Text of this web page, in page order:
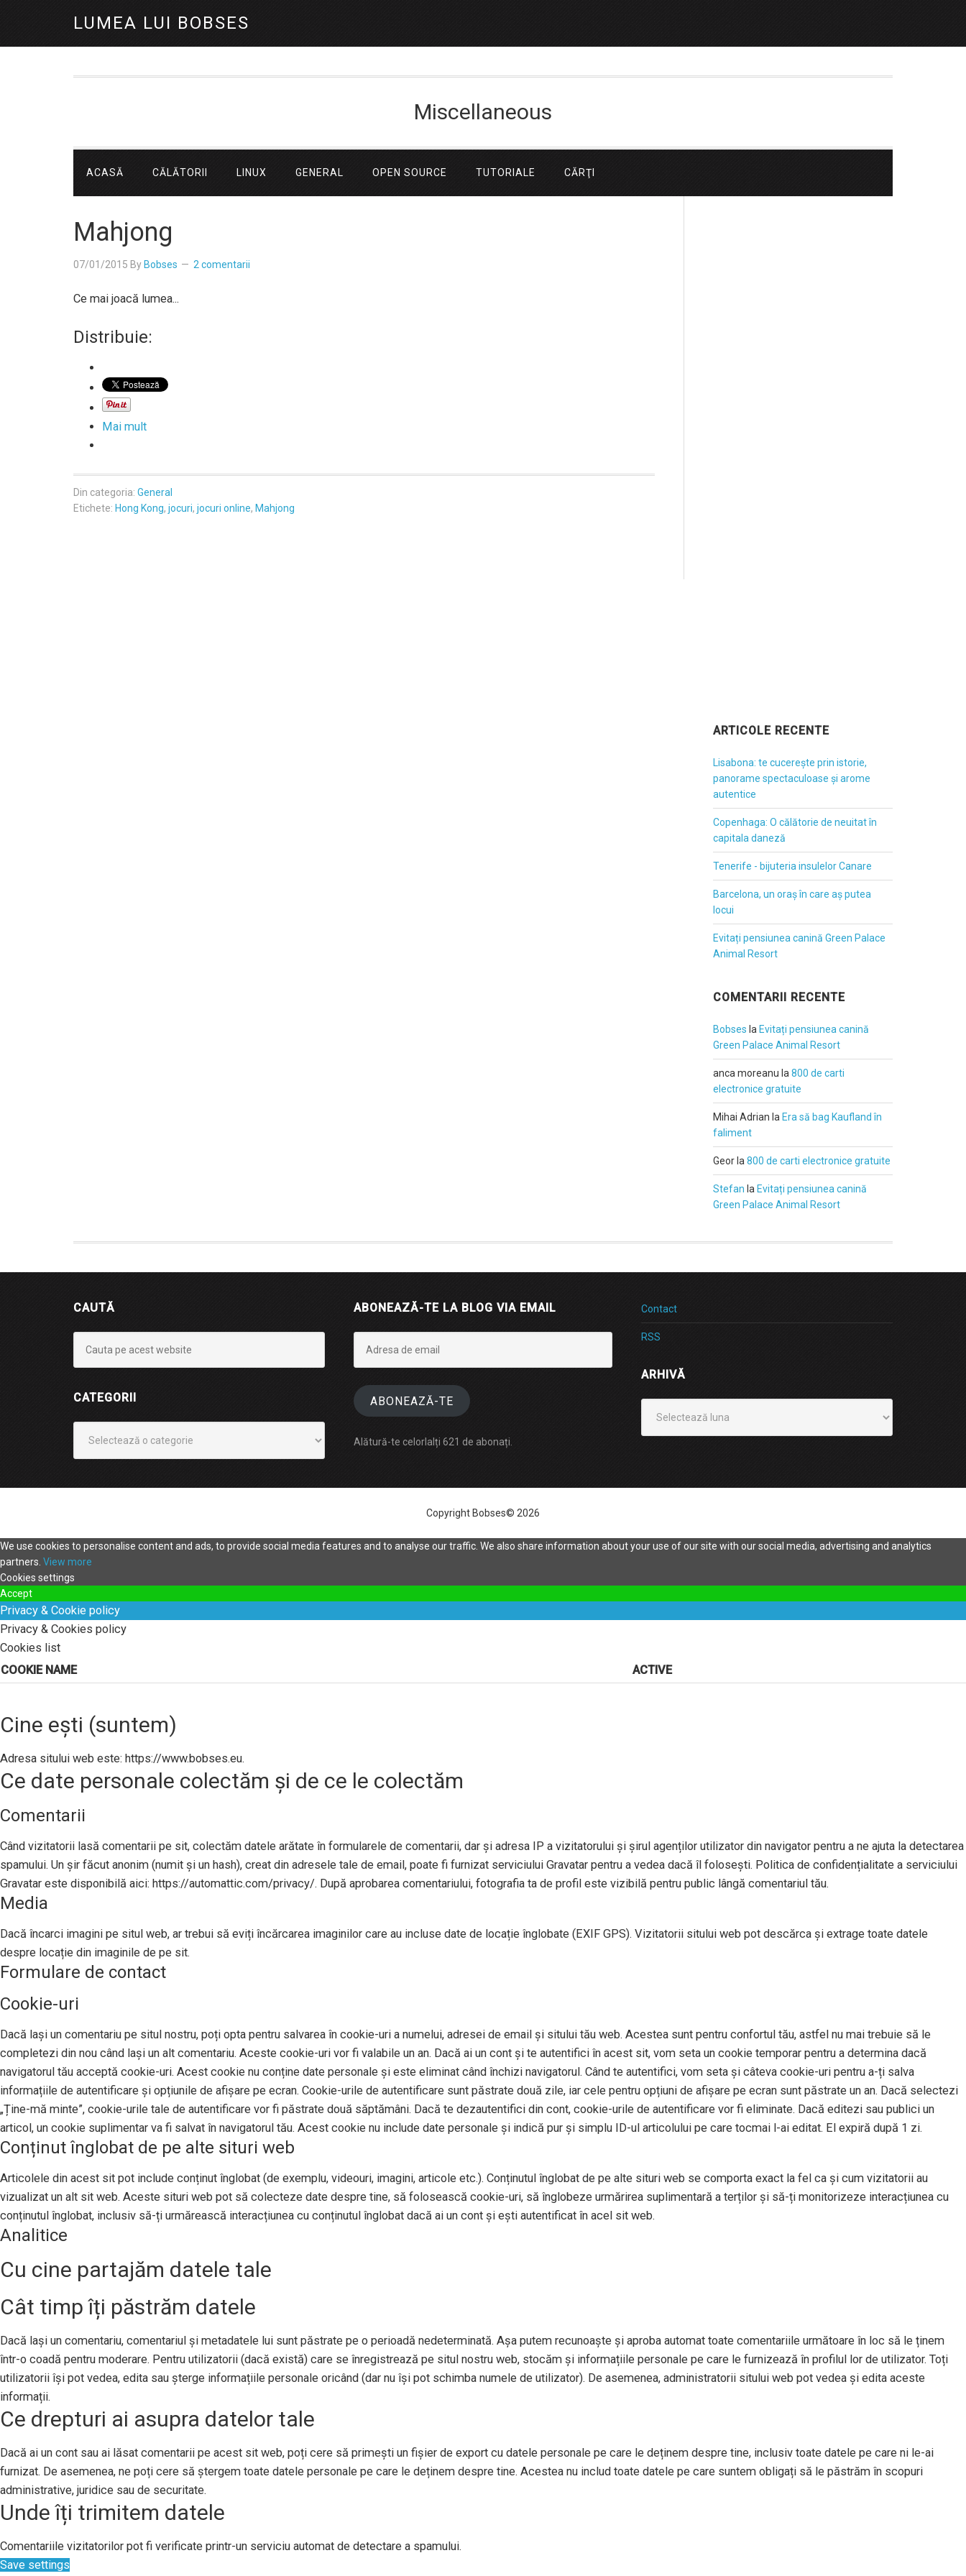
LUMEA LUI BOBSES
Miscellaneous
ACASĂ CĂLĂTORII LINUX GENERAL OPEN SOURCE TUTORIALE CĂRŢI
Mahjong
07/01/2015 By Bobses 2 comentarii
Ce mai joacă lumea...
Distribuie:
Mai mult
Din categoria: General
Etichete: Hong Kong, jocuri, jocuri online, Mahjong
ARTICOLE RECENTE
Lisabona: te cucerește prin istorie,
panorame spectaculoase și arome
autentice
Copenhaga: O călătorie de neuitat în
capitala daneză
Tenerife - bijuteria insulelor Canare
Barcelona, un oraș în care aș putea
locui
Evitați pensiunea canină Green Palace
Animal Resort
COMENTARII RECENTE
Bobses la Evitați pensiunea canină
Green Palace Animal Resort
anca moreanu la 800 de carti
electronice gratuite
Mihai Adrian la Era să bag Kaufland în
faliment
Geor la 800 de carti electronice gratuite
Stefan la Evitați pensiunea canină
Green Palace Animal Resort
CAUTĂ
CATEGORII
ABONEAZĂ-TE LA BLOG VIA EMAIL
email
ABONEAZĂ-TE
Alătură-te celorlalți 621 de abonați.
Contact
RSS
ARHIVĂ
Copyright Bobses© 2026
We use cookies to personalise content and ads, to provide social media features and to analyse our traffic. We also share information about your use of our site with our social media, advertising and analytics
partners. View more
Cookies settings
Accept
Privacy & Cookie policy
Privacy & Cookies policy
Cookies list
COOKIE NAME
ACTIVE
Cine ești (suntem)
Adresa sitului web este: https://www.bobses.eu.
Ce date personale colectăm și de ce le colectăm
Comentarii
Când vizitatorii lasă comentarii pe sit, colectăm datele arătate în formularele de comentarii, dar și adresa IP a vizitatorului și șirul agenților utilizator din navigator pentru a ne ajuta la detectarea
spamului. Un șir făcut anonim (numit și un hash), creat din adresele tale de email, poate fi furnizat serviciului Gravatar pentru a vedea dacă îl folosești. Politica de confidențialitate a serviciului
Gravatar este disponibilă aici: https://automattic.com/privacy/. După aprobarea comentariului, fotografia ta de profil este vizibilă pentru public lângă comentariul tău.
Media
Dacă încarci imagini pe situl web, ar trebui să eviți încărcarea imaginilor care au incluse date de locație înglobate (EXIF GPS). Vizitatorii sitului web pot descărca și extrage toate datele
despre locație din imaginile de pe sit.
Formulare de contact
Cookie-uri
Dacă lași un comentariu pe situl nostru, poți opta pentru salvarea în cookie-uri a numelui, adresei de email și sitului tău web. Acestea sunt pentru confortul tău, astfel nu mai trebuie să le
completezi din nou când lași un alt comentariu. Aceste cookie-uri vor fi valabile un an. Dacă ai un cont și te autentifici în acest sit, vom seta un cookie temporar pentru a determina dacă
navigatorul tău acceptă cookie-uri. Acest cookie nu conține date personale și este eliminat când închizi navigatorul. Când te autentifici, vom seta și câteva cookie-uri pentru a-ți salva
informațiile de autentificare și opțiunile de afișare pe ecran. Cookie-urile de autentificare sunt păstrate două zile, iar cele pentru opțiuni de afișare pe ecran sunt păstrate un an. Dacă selectezi
„Ține-mă minte”, cookie-urile tale de autentificare vor fi păstrate două săptămâni. Dacă te dezautentifici din cont, cookie-urile de autentificare vor fi eliminate. Dacă editezi sau publici un
articol, un cookie suplimentar va fi salvat în navigatorul tău. Acest cookie nu include date personale și indică pur și simplu ID-ul articolului pe care tocmai l-ai editat. El expiră după 1 zi.
Conținut înglobat de pe alte situri web
Articolele din acest sit pot include conținut înglobat (de exemplu, videouri, imagini, articole etc.). Conținutul înglobat de pe alte situri web se comporta exact la fel ca și cum vizitatorii au
vizualizat un alt sit web. Aceste situri web pot să colecteze date despre tine, să folosească cookie-uri, să înglobeze urmărirea suplimentară a terților și să-ți monitorizeze interacțiunea cu
conținutul înglobat, inclusiv să-ți urmărească interacțiunea cu conținutul înglobat dacă ai un cont și ești autentificat în acel sit web.
Analitice
Cu cine partajăm datele tale
Cât timp îți păstrăm datele
Dacă lași un comentariu, comentariul și metadatele lui sunt păstrate pe o perioadă nedeterminată. Așa putem recunoaște și aproba automat toate comentariile următoare în loc să le ținem
într-o coadă pentru moderare. Pentru utilizatorii (dacă există) care se înregistrează pe situl nostru web, stocăm și informațiile personale pe care le furnizează în profilul lor de utilizator. Toți
utilizatorii își pot vedea, edita sau șterge informațiile personale oricând (dar nu își pot schimba numele de utilizator). De asemenea, administratorii sitului web pot vedea și edita aceste
informații.
Ce drepturi ai asupra datelor tale
Dacă ai un cont sau ai lăsat comentarii pe acest sit web, poți cere să primești un fișier de export cu datele personale pe care le deținem despre tine, inclusiv toate datele pe care ni le-ai
furnizat. De asemenea, ne poți cere să ștergem toate datele personale pe care le deținem despre tine. Acestea nu includ toate datele pe care suntem obligați să le păstrăm în scopuri
administrative, juridice sau de securitate.
Unde îți trimitem datele
Comentariile vizitatorilor pot fi verificate printr-un serviciu automat de detectare a spamului.
Save settings